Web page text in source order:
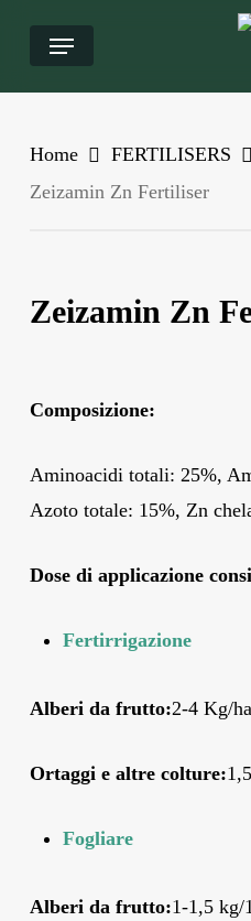
contenuto
Menu
Home FERTILISERS
Zeizamin Zn Fertiliser
Zeizamin Zn
Composizione:
Aminoacidi totali: 25%,
Azoto totale: 15%, Zn
Dose di applicazione
Fertirrigazione
Alberi da frutto:2-4 Kg/ha
Ortaggi e altre colture:
Fogliare
Alberi da frutto:1-1,5 kg/